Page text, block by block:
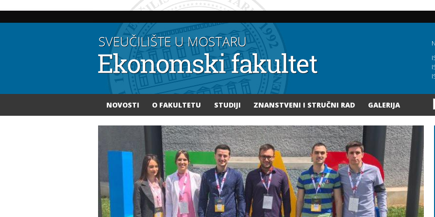
glavni
NOVOSTI O FAKULTETU STUDIJI ZNANSTVENI I STRUČNI RAD GALERIJA
Vi ste ovdje